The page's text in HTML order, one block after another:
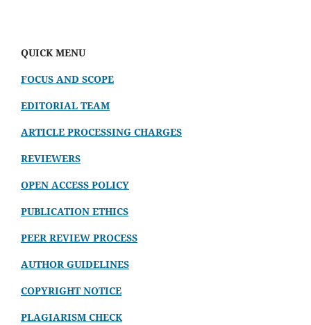
QUICK MENU
FOCUS AND SCOPE
EDITORIAL TEAM
ARTICLE PROCESSING CHARGES
REVIEWERS
OPEN ACCESS POLICY
PUBLICATION ETHICS
PEER REVIEW PROCESS
AUTHOR GUIDELINES
COPYRIGHT NOTICE
PLAGIARISM CHECK